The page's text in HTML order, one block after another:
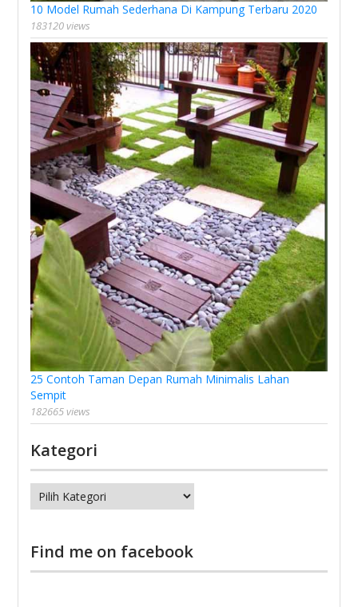
10 Model Rumah Sederhana Di Kampung Terbaru 2020
183120 views
25 Contoh Taman Depan Rumah Minimalis Lahan
Sempit
182665 views
Kategori
Kategori
Find me on facebook